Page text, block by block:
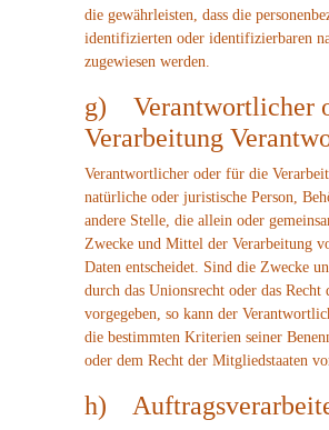
die gewährleisten, dass die
identifizierten oder identifizierbaren
zugewiesen werden.
g) Verantwortlicher
Verarbeitung
Verantwortlicher oder für die
natürliche oder juristische Person,
andere Stelle, die allein oder
Zwecke und Mittel der Verarbeitung
Daten entscheidet. Sind die Zwecke
durch das Unionsrecht oder das Recht
vorgegeben, so kann der
die bestimmten Kriterien seiner
oder dem Recht der Mitgliedstaaten
h)